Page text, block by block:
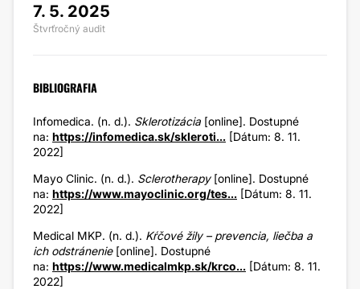
7. 5. 2025
Štvrťročný audit
BIBLIOGRAFIA
Infomedica. (n. d.). Sklerotizácia [online]. Dostupné
na: https://infomedica.sk/skleroti... [Dátum: 8. 11.
2022]
Mayo Clinic. (n. d.). Sclerotherapy [online]. Dostupné
na: https://www.mayoclinic.org/tes... [Dátum: 8. 11.
2022]
Medical MKP. (n. d.). Kŕčové žily – prevencia, liečba a
ich odstránenie[online]. Dostupné
na: https://www.medicalmkp.sk/krco... [Dátum: 8. 11.
2022]